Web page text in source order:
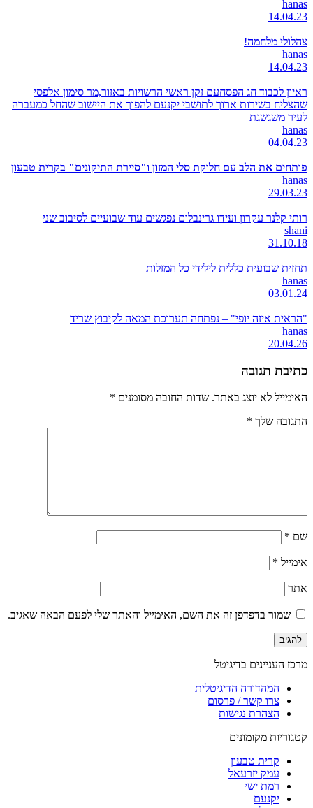
hanas
14.04.23
צהלולי מלחמה!
hanas
14.04.23
ראיון לכבוד חג הפסחעם זקן ראשי הרשויות באזור,מר סימון אלפסי
שהצליח בשירות ארוך לתושבי יקנעם להפוך את היישוב שהחל כמעברה
לעיר משגשגת
hanas
04.04.23
פותחים את הלב עם חלוקת סלי המזון ו"סיירת התיקונים" בקרית טבעון
hanas
29.03.23
רותי קלנר עקרון ועידו גרינבלום נפגשים עוד שבועיים לסיבוב שני
shani
31.10.18
תחזית שבועית כללית לילידי כל המזלות
hanas
03.01.24
"הראית איזה יופי" – נפתחה תערוכת המאה לקיבוץ שריד
hanas
20.04.26
כתיבת תגובה
האימייל לא יוצג באתר. שדות החובה מסומנים *
התגובה שלך *
שם *
אימייל *
אתר
שמור בדפדפן זה את השם, האימייל והאתר שלי לפעם הבאה שאגיב.
מרכז העניינים בדיגיטל
המהדורה הדיגיטלית
צרו קשר / פרסום
הצהרת נגישות
קטגוריות מקומונים
קרית טבעון
עמק יזרעאל
רמת ישי
יקנעם